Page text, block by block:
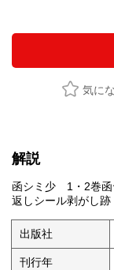
気に
解説
函シミ少 1・2巻
返しシール剥がし跡
出版社
刊行年